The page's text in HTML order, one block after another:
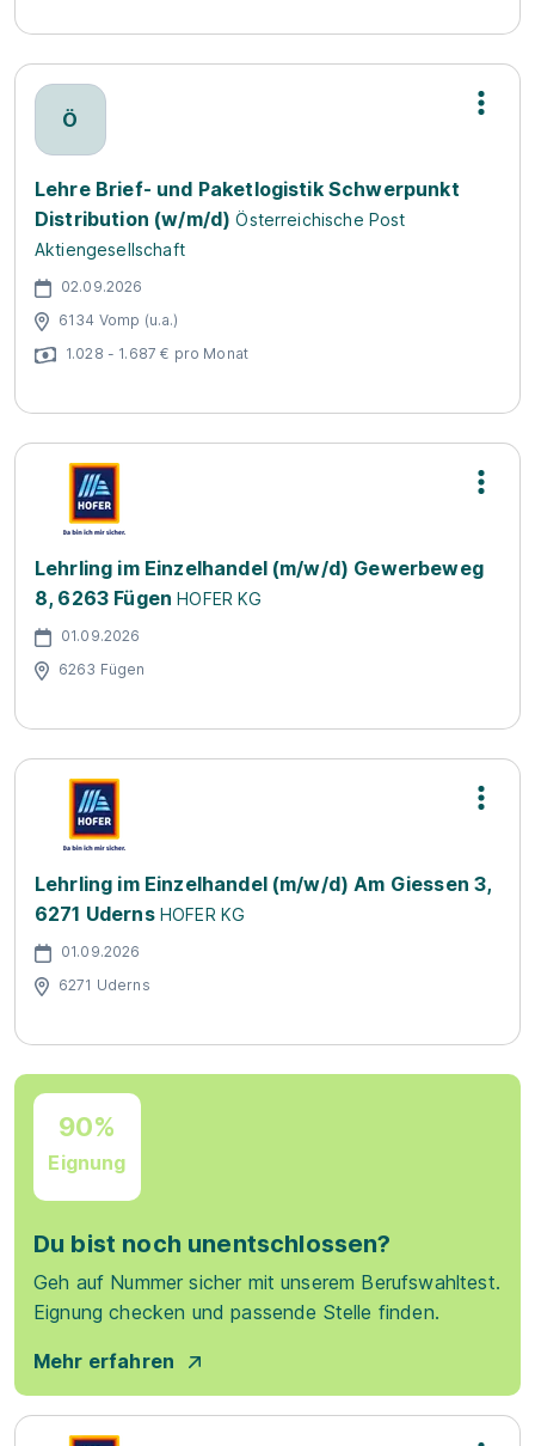
Ö
Lehre Brief- und Paketlogistik Schwerpunkt
Distribution (w/m/d) Österreichische Post
Aktiengesellschaft
02.09.2026
6134 Vomp (u.a.)
1.028 - 1.687 € pro Monat
Lehrling im Einzelhandel (m/w/d) Gewerbeweg
8, 6263 Fügen HOFER KG
01.09.2026
6263 Fügen
Lehrling im Einzelhandel (m/w/d) Am Giessen 3,
6271 Uderns HOFER KG
01.09.2026
6271 Uderns
90%
Eignung
Du bist noch unentschlossen?
Geh auf Nummer sicher mit unserem Berufswahltest.
Eignung checken und passende Stelle finden.
Mehr erfahren